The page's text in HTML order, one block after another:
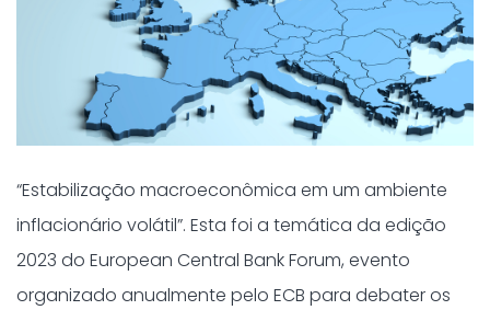
“Estabilização macroeconômica em um ambiente
inflacionário volátil”. Esta foi a temática da edição
2023 do European Central Bank Forum, evento
organizado anualmente pelo ECB para debater os